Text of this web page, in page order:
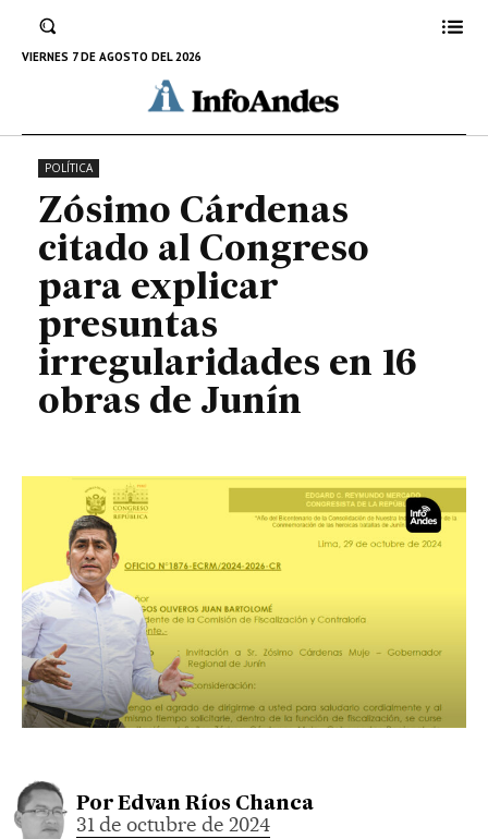
VIERNES 7 DE AGOSTO DEL 2026
presuntas irregularidades en 16
obras de Junín
31 DE OCTUBRE DE 2024
POLÍTICA
Zósimo Cárdenas
citado al Congreso
para explicar
presuntas
irregularidades en 16
obras de Junín
Por Edvan Ríos Chanca
31 de octubre de 2024